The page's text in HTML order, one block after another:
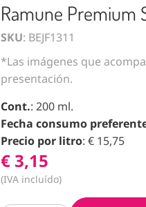
Ramune Premium
SKU: BEJF1311
*Las imágenes que
presentación.
Cont.: 200 ml.
Fecha consumo
Precio por litro: € 15,75
€ 3,15
(IVA incluído)